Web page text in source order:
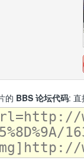
的 BBS 论坛代码: 直